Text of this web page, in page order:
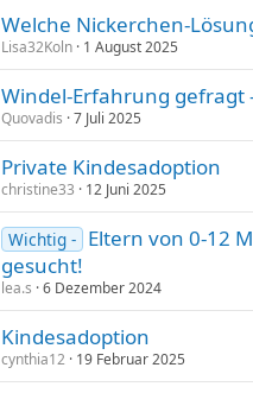
Welche Nickerchen-
Lisa32Koln 1 August 2025
Windel-Erfahrung gefragt
Quovadis 7 Juli 2025
Private Kindesadoption
christine33 12 Juni 2025
Wichtig - Eltern von 0-12
gesucht!
lea.s 6 Dezember 2024
Kindesadoption
cynthia12 19 Februar 2025